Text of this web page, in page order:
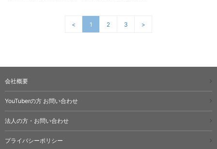
< 1 2 3 >
会社概要
YouTuberの方 お問い合わせ
法人の方・お問い合わせ
プライバシーポリシー